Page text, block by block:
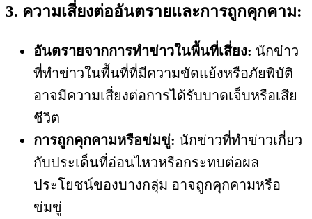
3. ความเสี่ยงต่ออันตรายและการถูกคุกคาม:
อันตรายจากการทำข่าวในพื้นที่เสี่ยง: นักข่าว
ที่ทำข่าวในพื้นที่ที่มีความขัดแย้งหรือภัยพิบัติ
อาจมีความเสี่ยงต่อการได้รับบาดเจ็บหรือเสีย
ชีวิต
การถูกคุกคามหรือข่มขู่: นักข่าวที่ทำข่าวเกี่ยว
กับประเด็นที่อ่อนไหวหรือกระทบต่อผล
ประโยชน์ของบางกลุ่ม อาจถูกคุกคามหรือ
ข่มขู่